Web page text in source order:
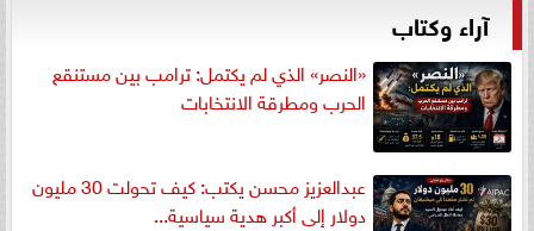
آراء وكتاب
«النصر» الذي لم يكتمل: ترامب بين مستنقع
الحرب ومطرقة الانتخابات
عبدالعزيز محسن يكتب: كيف تحولت 30 مليون
دولار إلى أكبر هدية سياسية...